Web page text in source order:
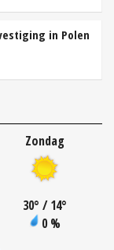
in Polen
Zondag
30° / 14°
0 %